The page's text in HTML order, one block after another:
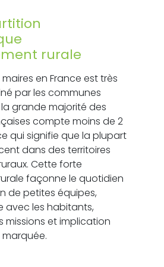
rurale
en France est très
par les communes
la grande majorité des
compte moins de 2
qui signifie que la plupart
dans des territoires
Cette forte
façonne le quotidien
de petites équipes,
avec les habitants,
missions et implication